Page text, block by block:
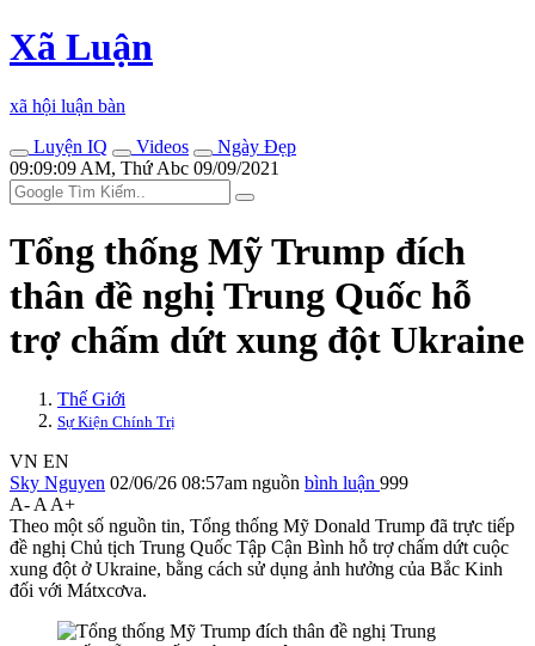
Xã Luận
xã hội luận bàn
Luyện IQ
Videos
Ngày Đẹp
09:09:09 AM, Thứ Abc 09/09/2021
Tổng thống Mỹ Trump đích
thân đề nghị Trung Quốc hỗ
trợ chấm dứt xung đột Ukraine
Thế Giới
Sự Kiện Chính Trị
VN EN
Sky Nguyen 02/06/26 08:57am nguồn bình luận 999
A- A A+
Theo một số nguồn tin, Tổng thống Mỹ Donald Trump đã trực tiếp
đề nghị Chủ tịch Trung Quốc Tập Cận Bình hỗ trợ chấm dứt cuộc
xung đột ở Ukraine, bằng cách sử dụng ảnh hưởng của Bắc Kinh
đối với Mátxcơva.